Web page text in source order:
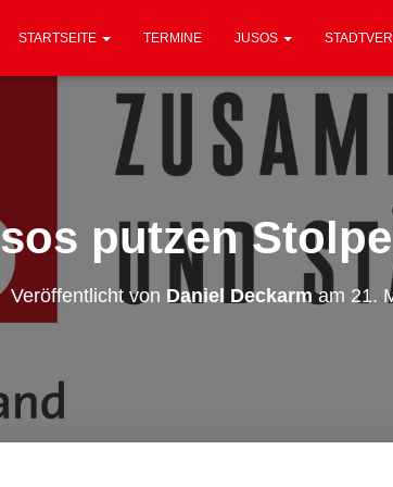
STARTSEITE TERMINE JUSOS
putzen
Veröffentlicht von Daniel Deckarmam 21.